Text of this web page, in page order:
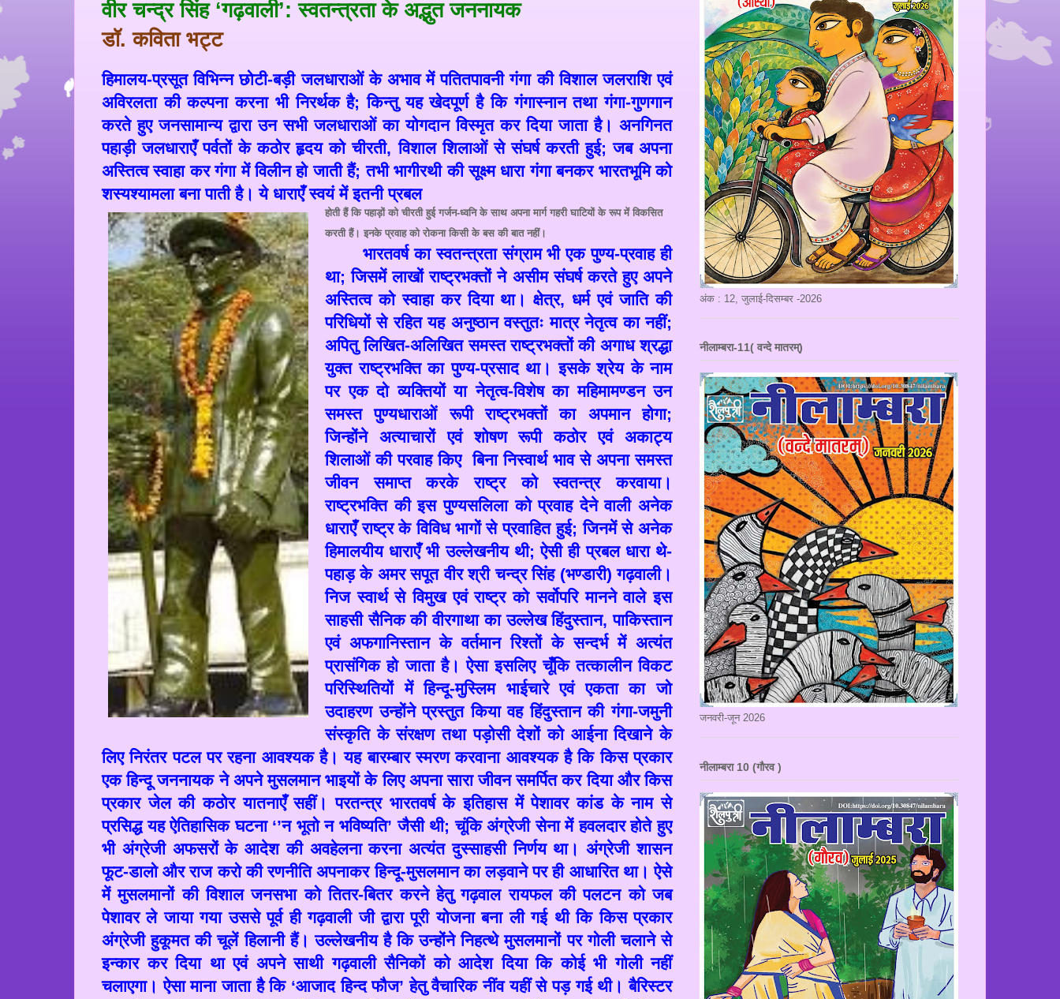
वीर चन्द्र सिंह ‘गढ़वाली’: स्वतन्त्रता के अद्भुत जननायक
डॉ. कविता भट्ट
हिमालय-प्रसूत विभिन्न छोटी-बड़ी जलधाराओं के अभाव में पतितपावनी गंगा की विशाल जलराशि एवं
अविरलता की कल्पना करना भी निरर्थक है;किन्तु यह खेदपूर्ण है कि गंगास्नान तथा गंगा-गुणगान
करते हुए जनसामान्य द्वारा उन सभी जलधाराओं का योगदान विस्मृत कर दिया जाता है। अनगिनत
पहाड़ी जलधाराएँ पर्वतों के कठोर हृदय को चीरती,विशाल शिलाओं से संघर्ष करती हुई;जब अपना
अस्तित्व स्वाहा कर गंगा में विलीन हो जाती हैं;तभी भागीरथी की सूक्ष्म धारा गंगा बनकर भारतभूमि को
शस्यश्यामला बना पाती है। ये धाराएँ स्वयं में इतनी प्रबल
होती हैं कि पहाड़ों को चीरती हुई गर्जन-ध्वनि के साथ अपना मार्ग गहरी घाटियों के रूप में विकसित
करती हैं। इनके प्रवाह को रोकना किसी के बस की बात नहीं।
भारतवर्ष का स्वतन्त्रता संग्राम भी एक पुण्य-प्रवाह ही
था;जिसमें लाखों राष्ट्रभक्तों ने असीम संघर्ष करते हुए अपने
अस्तित्व को स्वाहा कर दिया था। क्षेत्र, धर्म एवं जाति की
परिधियों से रहित यह अनुष्ठान वस्तुतः मात्र नेतृत्व का नहीं;
अपितु लिखित-अलिखित समस्त राष्ट्रभक्तों की अगाध श्रद्धा
युक्त राष्ट्रभक्ति का पुण्य-प्रसाद था। इसके श्रेय के नाम
पर एक दो व्यक्तियों या नेतृत्व-विशेष का महिमामण्डन उन
समस्त पुण्यधाराओं रूपी राष्ट्रभक्तों का अपमान होगा;
जिन्होंने अत्याचारों एवं शोषण रूपी कठोर एवं अकाट्य
शिलाओं की परवाह किए बिना निस्वार्थ भाव से अपना समस्त
जीवन समाप्त करके राष्ट्र को स्वतन्त्र करवाया।
राष्ट्रभक्ति की इस पुण्यसलिला को प्रवाह देने वाली अनेक
धाराएँ राष्ट्र के विविध भागों से प्रवाहित हुई;जिनमें से अनेक
हिमालयीय धाराएँ भी उल्लेखनीय थी;ऐसी ही प्रबल धारा थे-
पहाड़ के अमर सपूत वीर श्री चन्द्र सिंह (भण्डारी) गढ़वाली।
निज स्वार्थ से विमुख एवं राष्ट्र को सर्वोपरि मानने वाले इस
साहसी सैनिक की वीरगाथा का उल्लेख हिंदुस्तान,पाकिस्तान
एवं अफगानिस्तान के वर्तमान रिश्तों के सन्दर्भ में अत्यंत
प्रासंगिक हो जाता है। ऐसा इसलिए चूँकि तत्कालीन विकट
परिस्थितियों में हिन्दू-मुस्लिम भाईचारे एवं एकता का जो
उदाहरण उन्होंने प्रस्तुत किया वह हिंदुस्तान की गंगा-जमुनी
संस्कृति के संरक्षण तथा पड़ोसी देशों को आईना दिखाने के
लिए निरंतर पटल पर रहना आवश्यक है। यह बारम्बार स्मरण करवाना आवश्यक है कि किस प्रकार
एक हिन्दू जननायक ने अपने मुसलमान भाइयों के लिए अपना सारा जीवन समर्पित कर दिया और किस
प्रकार जेल की कठोर यातनाएँ सहीं। परतन्त्र भारतवर्ष के इतिहास में पेशावर कांड के नाम से
प्रसिद्ध यह ऐतिहासिक घटना ‘’न भूतो न भविष्यति’ जैसी थी;चूंकि अंग्रेजी सेना में हवलदार होते हुए
भी अंग्रेजी अफसरों के आदेश की अवहेलना करना अत्यंत दुस्साहसी निर्णय था। अंग्रेजी शासन
फूट-डालो और राज करो की रणनीति अपनाकर हिन्दू-मुसलमान का लड़वाने पर ही आधारित था। ऐसे
में मुसलमानों की विशाल जनसभा को तितर-बितर करने हेतु गढ़वाल रायफल की पलटन को जब
पेशावर ले जाया गया उससे पूर्व ही गढ़वाली जी द्वारा पूरी योजना बना ली गई थी कि किस प्रकार
अंग्रेजी हुकूमत की चूलें हिलानी हैं। उल्लेखनीय है कि उन्होंने निहत्थे मुसलमानों पर गोली चलाने से
इन्कार कर दिया था एवं अपने साथी गढ़वाली सैनिकों को आदेश दिया कि कोई भी गोली नहीं
चलाएगा। ऐसा माना जाता है कि ‘आजाद हिन्द फौज’ हेतु वैचारिक नींव यहीं से पड़ गई थी। बैरिस्टर
अंक : 12, जुलाई-दिसम्बर -2026
नीलाम्बरा-11( वन्दे मातरम्)
जनवरी-जून 2026
नीलाम्बरा 10 (गौरव )